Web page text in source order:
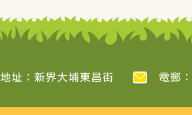
地址：新界大埔東昌街 電郵：